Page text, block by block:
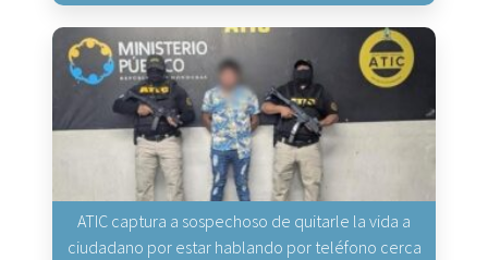
ATIC captura a sospechoso de quitarle la vida a
ciudadano por estar hablando por teléfono cerca